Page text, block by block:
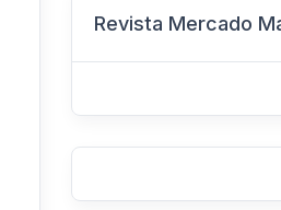
Revista Mercado